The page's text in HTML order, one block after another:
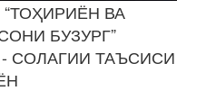
ВА
БУЗУРГ”
СОЛАГИИ ТАЪСИСИ